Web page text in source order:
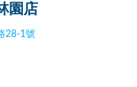
園店
28-1號